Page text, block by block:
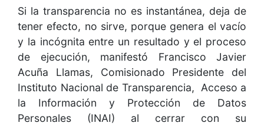
Si la transparencia no es instantánea, deja de
tener efecto, no sirve, porque genera el vacío
y la incógnita entre un resultado y el proceso
de ejecución, manifestó Francisco Javier
Acuña Llamas, Comisionado Presidente del
Instituto Nacional de Transparencia, Acceso a
la Información y Protección de Datos
Personales (INAI) al cerrar con su